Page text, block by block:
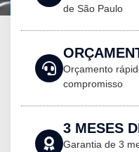
de São Paulo
Orçamento
compromisso
3 MESES
Garantia de 3